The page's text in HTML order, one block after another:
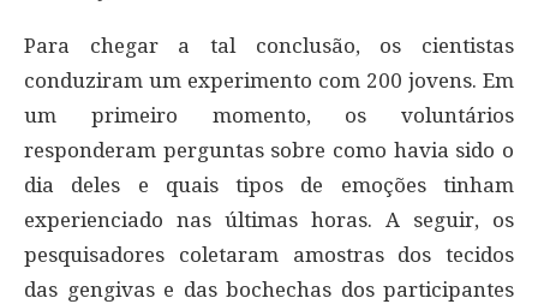
Para chegar a tal conclusão, os cientistas
conduziram um experimento com 200 jovens. Em
um primeiro momento, os voluntários
responderam perguntas sobre como havia sido o
dia deles e quais tipos de emoções tinham
experienciado nas últimas horas. A seguir, os
pesquisadores coletaram amostras dos tecidos
das gengivas e das bochechas dos participantes